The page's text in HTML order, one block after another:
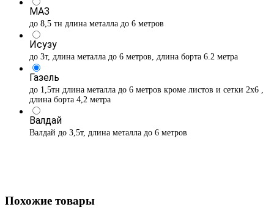
МАЗ
до 8,5 тн длина металла до 6 метров
Исузу
до 3т, длина металла до 6 метров, длина борта 6.2 метра
Газель
до 1,5тн длина металла до 6 метров кроме листов и сетки 2х6 ,
длина борта 4,2 метра
Валдай
Валдай до 3,5т, длина металла до 6 метров
Похожие товары